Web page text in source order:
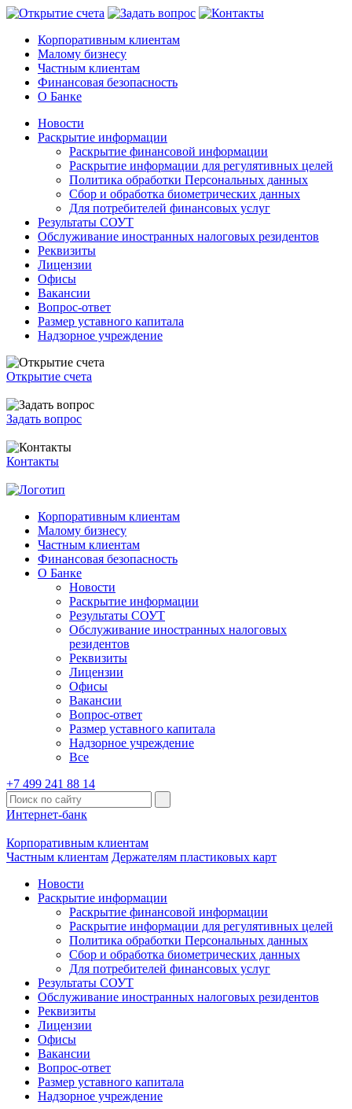
Корпоративным клиентам
Малому бизнесу
Частным клиентам
Финансовая безопасность
О Банке
Новости
Раскрытие информации
Раскрытие финансовой информации
Раскрытие информации для регулятивных целей
Политика обработки Персональных данных
Сбор и обработка биометрических данных
Для потребителей финансовых услуг
Результаты СОУТ
Обслуживание иностранных налоговых резидентов
Реквизиты
Лицензии
Офисы
Вакансии
Вопрос-ответ
Размер уставного капитала
Надзорное учреждение
Открытие счета
Задать вопрос
Контакты
Корпоративным клиентам
Малому бизнесу
Частным клиентам
Финансовая безопасность
О Банке
Новости
Раскрытие информации
Результаты СОУТ
Обслуживание иностранных налоговых
резидентов
Реквизиты
Лицензии
Офисы
Вакансии
Вопрос-ответ
Размер уставного капитала
Надзорное учреждение
Все
+7 499 241 88 14
Интернет-банк
Корпоративным клиентам
Частным клиентам Держателям пластиковых карт
Новости
Раскрытие информации
Раскрытие финансовой информации
Раскрытие информации для регулятивных целей
Политика обработки Персональных данных
Сбор и обработка биометрических данных
Для потребителей финансовых услуг
Результаты СОУТ
Обслуживание иностранных налоговых резидентов
Реквизиты
Лицензии
Офисы
Вакансии
Вопрос-ответ
Размер уставного капитала
Надзорное учреждение